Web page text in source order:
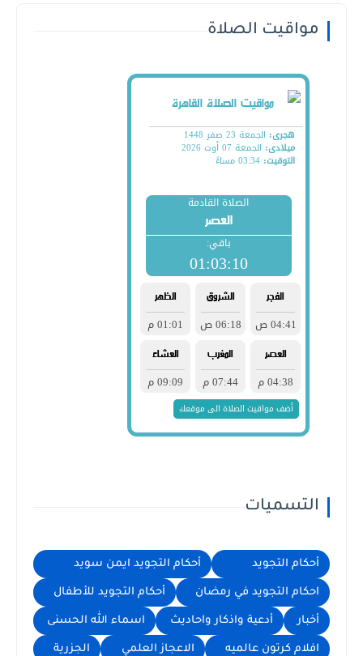
مواقيت الصلاة
التسميات
أحكام التجويد أحكام التجويد ايمن سويد
احكام التجويد في رمضان أحكام التجويد للأطفال
أخبار أدعية واذكار واحاديث اسماء الله الحسنى
افلام كرتون عالميه الاعجاز العلمي الجزرية